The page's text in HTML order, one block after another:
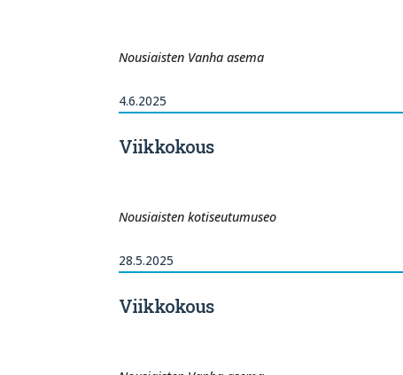
Nousiaisten Vanha asema
4.6.2025
Viikkokous
Nousiaisten kotiseutumuseo
28.5.2025
Viikkokous